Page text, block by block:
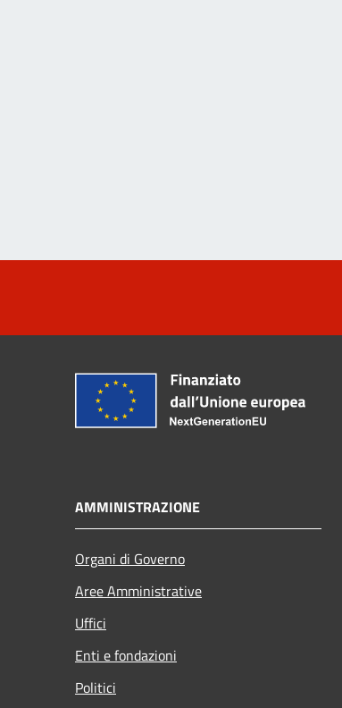
AMMINISTRAZIONE
Organi di Governo
Aree Amministrative
Uffici
Enti e fondazioni
Politici